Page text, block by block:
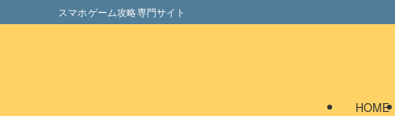
スマホゲーム攻略専門サイト
HOME